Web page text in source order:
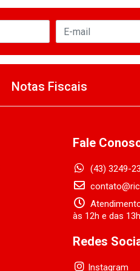
Notas Fiscais
Fale
(43) 3249-
às 12h e das
Redes
Instagram